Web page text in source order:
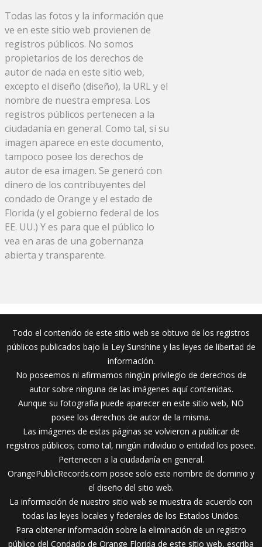
Todas las fotos y la información que
ve en este sitio web provienen de
registros públicos. No somos
propietarios de los derechos de
autor de nada en este sitio web,
excepto el diseño (diseño), la URL y el
nombre de nuestra empresa. Los
registros públicos pertenecen a la
ciudadanía en general. Como tal, si su
imagen aparece en este documento,
tampoco posee los derechos de
autor de esa imagen. Se generó con
dinero de los contribuyentes del
condado de Orange y el estado de
Florida (y el gobierno federal de los
EE. UU.) Y es para que el público lo
vea en aras de una gobernanza
abierta y transparente.
Todo el contenido de este sitio web se obtuvo de los registros
públicos publicados bajo la Ley Sunshine y las leyes de libertad de
información.
No poseemos ni afirmamos ningún privilegio de derechos de
autor sobre ninguna de las imágenes aquí contenidas.
Aunque su fotografía puede aparecer en este sitio web, NO
posee los derechos de autor de la misma.
Las imágenes de estas páginas se volvieron a publicar de
registros públicos; como tal, ningún individuo o entidad los posee.
Pertenecen a la ciudadanía en general.
OrangePublicRecords.com posee solo este nombre de dominio y
el diseño del sitio web.
La información de nuestro sitio web se muestra de acuerdo con
todas las leyes locales y federales de los Estados Unidos.
Para obtener información sobre la eliminación de un registro
público del Condado de Orange Florida de este sitio web, escriba